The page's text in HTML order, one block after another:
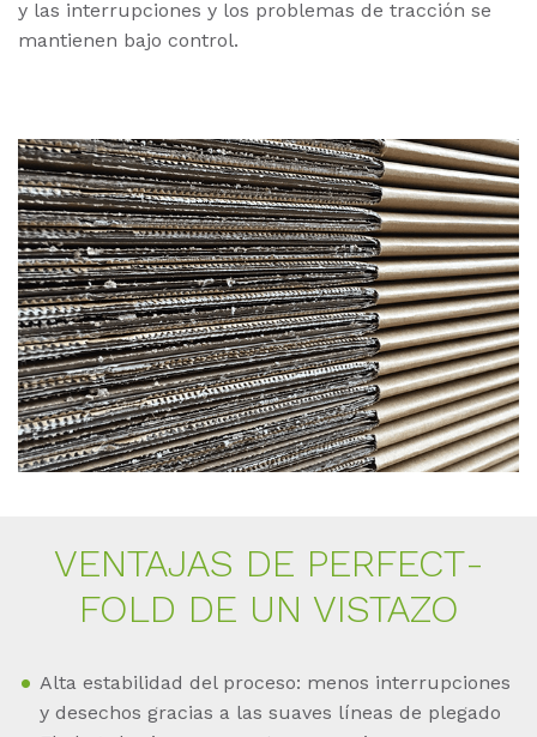
y las interrupciones y los problemas de tracción se
mantienen bajo control.
VEN­TA­JAS DE PER­FECT­
FOLD DE UN VIS­TA­ZO
Alta estabilidad del proceso: menos interrupciones
y desechos gracias a las suaves líneas de plegado